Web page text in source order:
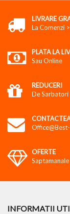
LIVRARE
La Comenzi
PLATA LA
Sau Online
REDUCERI
De Sarbatori
OFERTE
Saptamanale
INFORMATII